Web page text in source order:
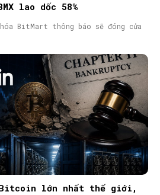
lao dốc 58%
BitMart thông báo sẽ đóng cửa
lớn nhất thế giới,